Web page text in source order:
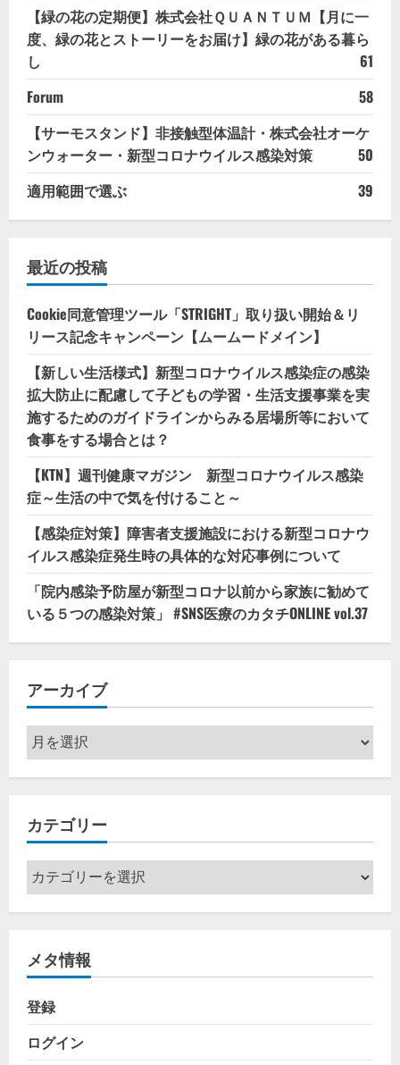
【緑の花の定期便】株式会社ＱＵＡＮＴＵＭ【月に一
度、緑の花とストーリーをお届け】緑の花がある暮ら
し
61
Forum
58
【サーモスタンド】非接触型体温計・株式会社オーケ
ンウォーター・新型コロナウイルス感染対策
50
適用範囲で選ぶ
39
最近の投稿
Cookie同意管理ツール「STRIGHT」取り扱い開始＆リ
リース記念キャンペーン【ムームードメイン】
【新しい生活様式】新型コロナウイルス感染症の感染
拡大防止に配慮して子どもの学習・生活支援事業を実
施するためのガイドラインからみる居場所等において
食事をする場合とは？
【KTN】週刊健康マガジン 新型コロナウイルス感染
症～生活の中で気を付けること～
【感染症対策】障害者支援施設における新型コロナウ
イルス感染症発生時の具体的な対応事例について
「院内感染予防屋が新型コロナ以前から家族に勧めて
いる５つの感染対策」 #SNS医療のカタチONLINE vol.37
アーカイブ
ア
ー
カ
ブ
カテゴリー
カ
テ
ゴ
ー
メタ情報
登録
ログイン